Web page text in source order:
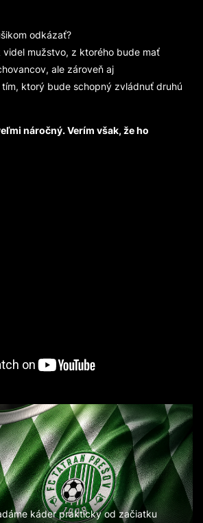
odkázať?
videl mužstvo, z ktorého bude mať
ale zároveň aj
ktorý bude schopný zvládnuť druhú
náročný. Verím však, že ho
káder prakticky od začiatku